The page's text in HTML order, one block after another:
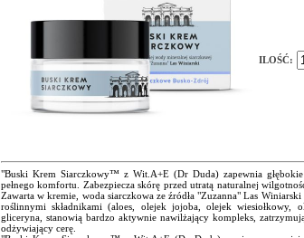
ILOŚĆ:
"Buski Krem Siarczkowy™ z Wit.A+E (Dr Duda) zapewnia
pełnego komfortu. Zabezpiecza skórę przed utratą naturalnej
Zawarta w kremie, woda siarczkowa ze źródła "Zuzanna" Las
roślinnymi składnikami (aloes, olejek jojoba, olejek
gliceryna, stanowią bardzo aktywnie nawilżający kompleks,
odżywiający cerę.